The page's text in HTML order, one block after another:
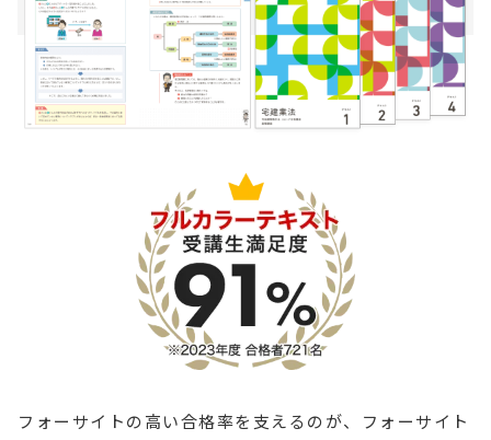
フォーサイトの高い合格率を支えるのが、フォーサイト